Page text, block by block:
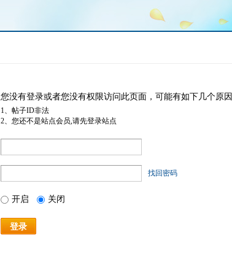
您没有登录或者您没有权限访问此页面，可能有如下几个原因
1、帖子ID非法
2、您还不是站点会员,请先登录站点
找回密码
开启 关闭
登录